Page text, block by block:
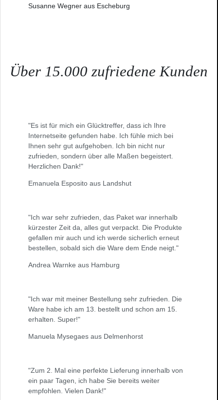
Susanne Wegner aus Escheburg
Über 15.000 zufriedene Kunden
"Es ist für mich ein Glücktreffer, dass ich Ihre
Internetseite gefunden habe. Ich fühle mich bei
Ihnen sehr gut aufgehoben. Ich bin nicht nur
zufrieden, sondern über alle Maßen begeistert.
Herzlichen Dank!"
Emanuela Esposito aus Landshut
"Ich war sehr zufrieden, das Paket war innerhalb
kürzester Zeit da, alles gut verpackt. Die Produkte
gefallen mir auch und ich werde sicherlich erneut
bestellen, sobald sich die Ware dem Ende neigt."
Andrea Warnke aus Hamburg
"Ich war mit meiner Bestellung sehr zufrieden. Die
Ware habe ich am 13. bestellt und schon am 15.
erhalten. Super!"
Manuela Mysegaes aus Delmenhorst
"Zum 2. Mal eine perfekte Lieferung innerhalb von
ein paar Tagen, ich habe Sie bereits weiter
empfohlen. Vielen Dank!"